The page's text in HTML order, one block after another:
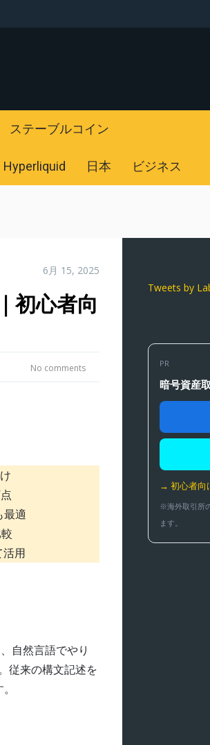
ステーブルコイン
Hyperliquid 日本 ビジネス
6月 15, 2025
初心者向
No comments
最適
活用
自然言語でやり
従来の構文記述を
Tweets by
PR
暗号資産
→ 初心者向
※海外取引所
ます。